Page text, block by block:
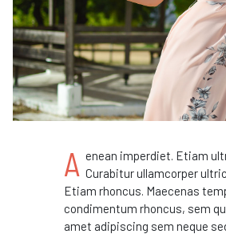
A enean imperdiet. Etiam
Curabitur ullamcorper
Etiam rhoncus. Maecenas
condimentum rhoncus, sem
amet adipiscing sem neque